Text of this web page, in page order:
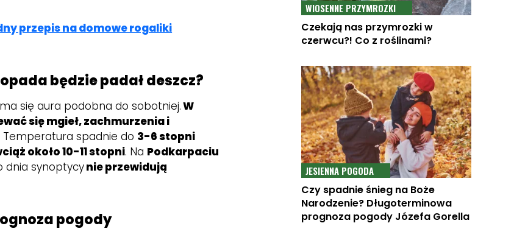
przepis na domowe rogaliki
będzie padał deszcz?
się aura podobna do sobotniej.W
się mgieł, zachmurzenia i
Temperatura spadnie do 3-6 stopni
około 10-11 stopni. Na Podkarpaciu
dnia synoptycynie przewidują
pogody
WIOSENNE PRZYMROZKI
Czekają nas przymrozki w
czerwcu?! Co z roślinami?
JESIENNA POGODA
Czy spadnie śnieg na Boże
Narodzenie? Długoterminowa
prognoza pogody Józefa Gorella